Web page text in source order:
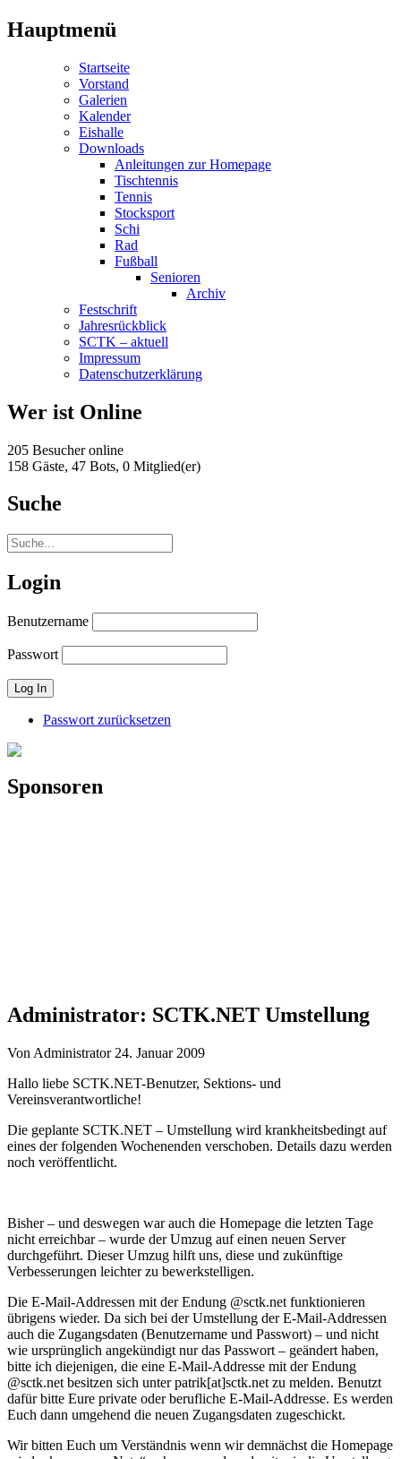
Hauptmenü
Startseite
Vorstand
Galerien
Kalender
Eishalle
Downloads
Anleitungen zur Homepage
Tischtennis
Tennis
Stocksport
Schi
Rad
Fußball
Senioren
Archiv
Festschrift
Jahresrückblick
SCTK – aktuell
Impressum
Datenschutzerklärung
Wer ist Online
205 Besucher online
158 Gäste, 47 Bots, 0 Mitglied(er)
Suche
Login
Benutzername
Passwort
Passwort zurücksetzen
Sponsoren
Administrator: SCTK.NET Umstellung
Von Administrator 24. Januar 2009
Hallo liebe SCTK.NET-Benutzer, Sektions- und
Vereinsverantwortliche!
Die geplante SCTK.NET – Umstellung wird krankheitsbedingt auf
eines der folgenden Wochenenden verschoben. Details dazu werden
noch veröffentlicht.
Bisher – und deswegen war auch die Homepage die letzten Tage
nicht erreichbar – wurde der Umzug auf einen neuen Server
durchgeführt. Dieser Umzug hilft uns, diese und zukünftige
Verbesserungen leichter zu bewerkstelligen.
Die E-Mail-Addressen mit der Endung @sctk.net funktionieren
übrigens wieder. Da sich bei der Umstellung der E-Mail-Addressen
auch die Zugangsdaten (Benutzername und Passwort) – und nicht
wie ursprünglich angekündigt nur das Passwort – geändert haben,
bitte ich diejenigen, die eine E-Mail-Addresse mit der Endung
@sctk.net besitzen sich unter patrik[at]sctk.net zu melden. Benutzt
dafür bitte Eure private oder berufliche E-Mail-Addresse. Es werden
Euch dann umgehend die neuen Zugangsdaten zugeschickt.
Wir bitten Euch um Verständnis wenn wir demnächst die Homepage